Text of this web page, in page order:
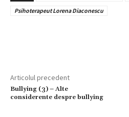
Psihoterapeut Lorena Diaconescu
Articolul precedent
Bullying (3) – Alte
considerente despre bullying